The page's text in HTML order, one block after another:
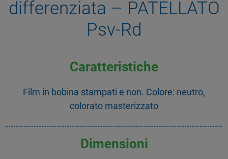
differenziata – PATELLATO
Psv-Rd
Caratteristiche
Film in bobina stampati e non. Colore: neutro,
colorato masterizzato
Dimensioni